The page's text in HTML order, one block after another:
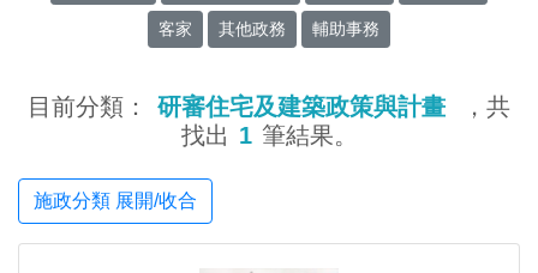
客家 其他政務 輔助事務
目前分類： 研審住宅及建築政策與計畫
，共
找出 1 筆結果。
施政分類 展開/收合